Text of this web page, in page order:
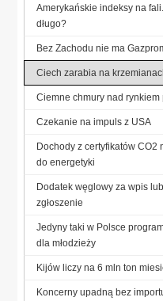
Amerykańskie indeksy na
długo?
Bez Zachodu nie ma
Ciech zarabia na
Ciemne chmury nad rynkiem
Czekanie na impuls z USA
Dochody z certyfikatów CO2
do energetyki
Dodatek węglowy za wpis lub
zgłoszenie
Jedyny taki w Polsce
dla młodzieży
Kijów liczy na 6 mln ton
Koncerny upadną bez